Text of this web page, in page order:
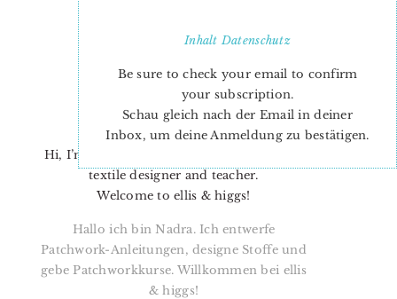
SIDEBAR
Hi, I’m Nadra. I’m a quilt pattern designer,
textile designer and teacher.
Welcome to ellis & higgs!
Hallo ich bin Nadra. Ich entwerfe
Patchwork-Anleitungen, designe Stoffe und
gebe Patchworkkurse. Willkommen bei ellis
& higgs!
InhaltDatenschutz
Be sure to check your email to confirm
your subscription.
Schau gleich nach der Email in deiner
Inbox, um deine Anmeldung zu bestätigen.